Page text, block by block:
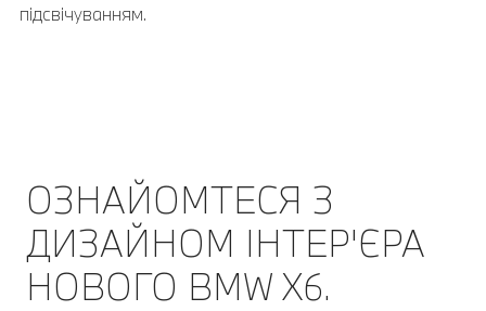
підсвічуванням.
ОЗНАЙОМТЕСЯ З
ДИЗАЙНОМ ІНТЕР'ЄРА
НОВОГО BMW X6.